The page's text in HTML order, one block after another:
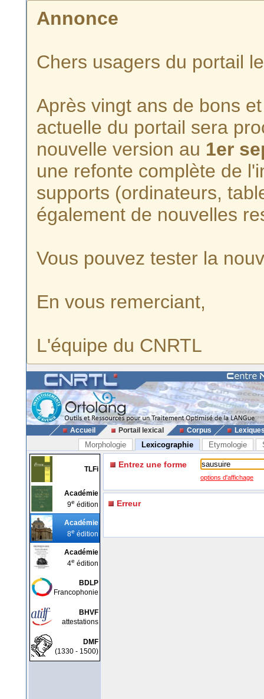
Annonce
Chers usagers du portail
Après vingt ans de bons
actuelle du portail sera
nouvelle version au 1er
une refonte complète de
supports (ordinateurs,
également de nouvelles
Vous pouvez tester la
En vous remerciant,
L'équipe du CNRTL
Accueil Portail lexical Corpus
Morphologie Lexicographie Etymologie
TLFi
Académie
9e édition
Académie
8e édition
Académie
4e édition
BDLP
Francophonie
BHVF
attestations
DMF
(1330 - 1500)
Entrez une forme
options d'affichage
Erreur